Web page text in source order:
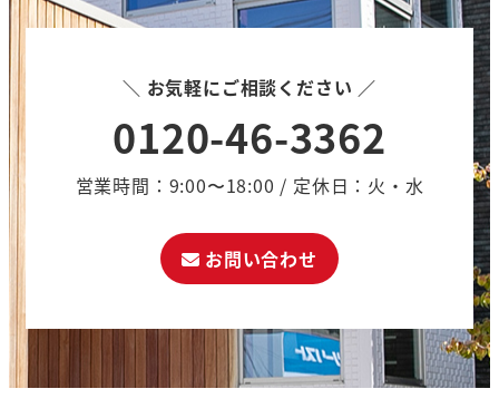
＼ お気軽にご相談ください ／
0120-46-3362
営業時間：9:00〜18:00 / 定休日：火・水
お問い合わせ